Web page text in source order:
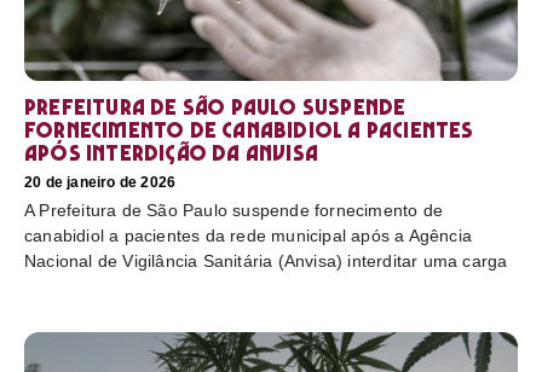
Prefeitura de São Paulo suspende
fornecimento de canabidiol a pacientes
após interdição da Anvisa
20 de janeiro de 2026
A Prefeitura de São Paulo suspende fornecimento de
canabidiol a pacientes da rede municipal após a Agência
Nacional de Vigilância Sanitária (Anvisa) interditar uma carga